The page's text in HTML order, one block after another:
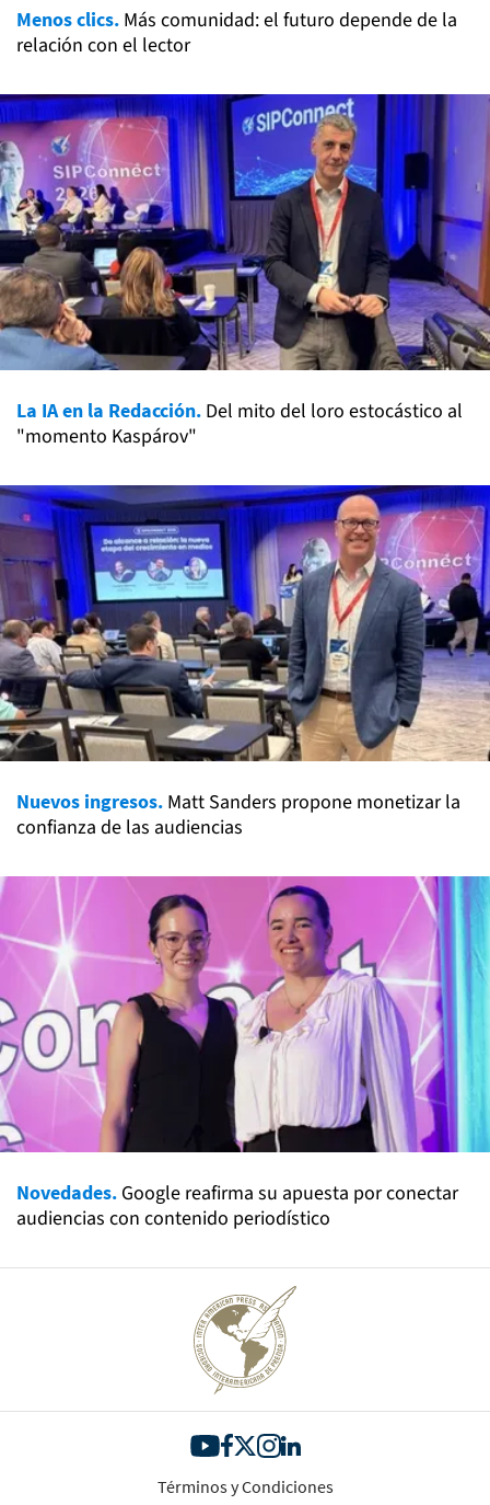
Menos clics. Más comunidad: el futuro depende de la
relación con el lector
La IA en la Redacción. Del mito del loro estocástico al
"momento Kaspárov"
Nuevos ingresos. Matt Sanders propone monetizar la
confianza de las audiencias
Novedades. Google reafirma su apuesta por conectar
audiencias con contenido periodístico
Términos y Condiciones